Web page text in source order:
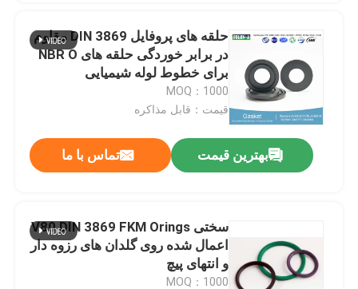
حلقه های پروفایل DIN 3869 مقاوم
در برابر خوردگی حلقه های NBR O
برای خطوط لوله شیمیایی
MOQ：1000
قیمت：قابل مذاکره
بهترین قیمت تماس با ما
سختی V80 DIN 3869 FKM Orings
اعمال شده روی گلدان های رزوه دار
و انتهای پیچ
MOQ：1000